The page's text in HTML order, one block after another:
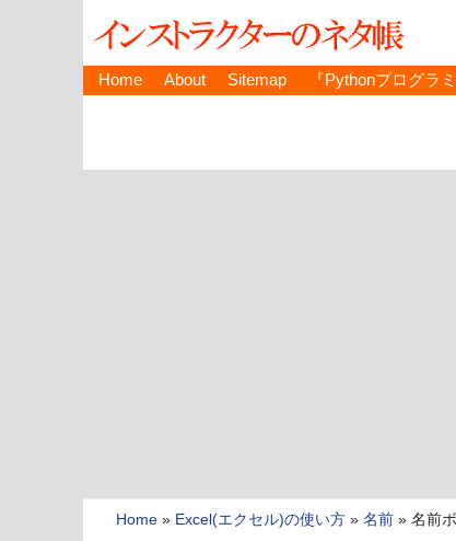
Home About Sitemap 『Pythonプログラ
Home » Excel(エクセル)の使い方 » 名前 » 名前